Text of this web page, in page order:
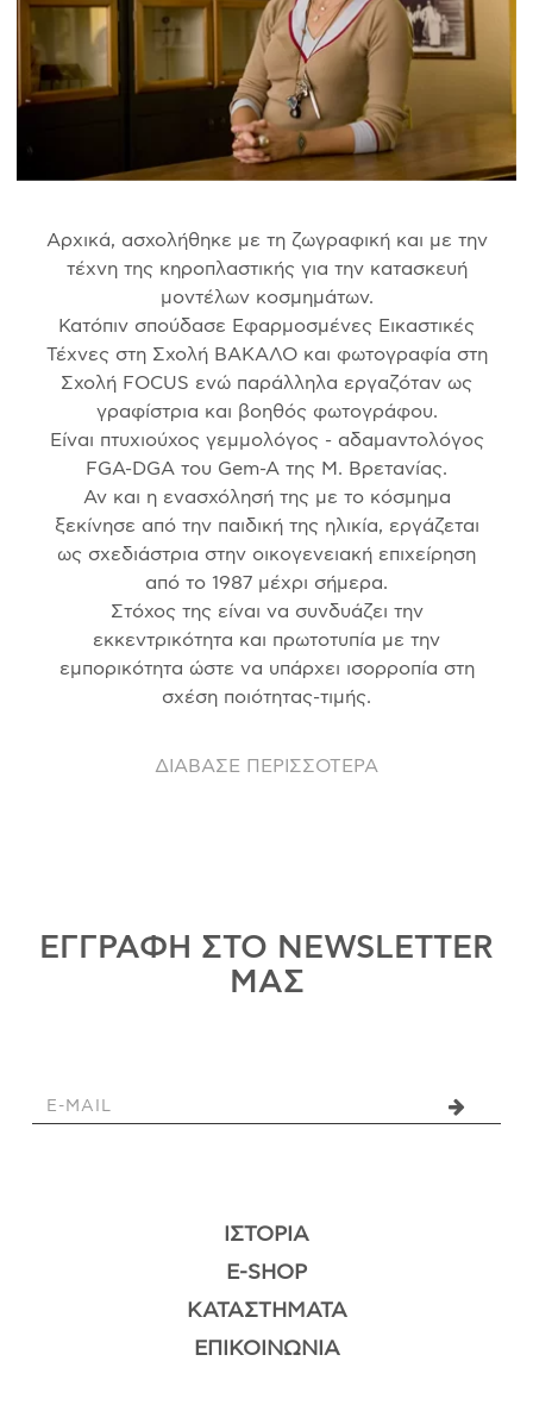
Αρχικά, ασχολήθηκε με τη ζωγραφική και με την
τέχνη της κηροπλαστικής για την κατασκευή
μοντέλων κοσμημάτων.
Κατόπιν σπούδασε Εφαρμοσμένες Εικαστικές
Τέχνες στη Σχολή ΒΑΚΑΛΟ και φωτογραφία στη
Σχολή FOCUS ενώ παράλληλα εργαζόταν ως
γραφίστρια και βοηθός φωτογράφου.
Είναι πτυχιούχος γεμμολόγος - αδαμαντολόγος
FGA-DGA του Gem-A της Μ. Βρετανίας.
Αν και η ενασχόλησή της με το κόσμημα
ξεκίνησε από την παιδική της ηλικία, εργάζεται
ως σχεδιάστρια στην οικογενειακή επιχείρηση
από το 1987 μέχρι σήμερα.
Στόχος της είναι να συνδυάζει την
εκκεντρικότητα και πρωτοτυπία με την
εμπορικότητα ώστε να υπάρχει ισορροπία στη
σχέση ποιότητας-τιμής.
ΔΙΑΒΑΣΕ ΠΕΡΙΣΣΟΤΕΡΑ
ΕΓΓΡΑΦΗ ΣΤΟ NEWSLETTER
ΜΑΣ
ΙΣΤΟΡΊΑ
E-SHOP
ΚΑΤΑΣΤΉΜΑΤΑ
ΕΠΙΚΟΙΝΩΝΊΑ